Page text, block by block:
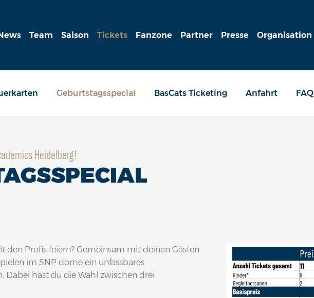
Team Saison Tickets Fanzone Partner Presse Organisation
Geburtstagsspecial BasCats Ticketing Anfahrt FAQ
Heidelberg!
den Profis feiern? Gemeinsam mit deinen Gästen
im SNP dome ein unfassbares
Dabei hast du die Wahl zwischen drei